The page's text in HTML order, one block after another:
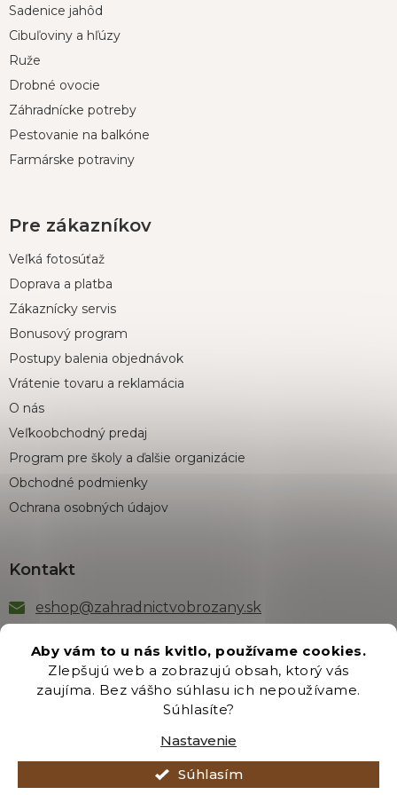
Aby vám to u nás kvitlo, používame cookies.
Zlepšujú web a zobrazujú obsah, ktorý vás
zaujíma. Bez vášho súhlasu ich nepoužívame.
Súhlasíte?
Nastavenie
Súhlasím
äSadenice jahôd
Cibuľoviny a hľúzy
Ruže
Drobné ovocie
Záhradnícke potreby
Pestovanie na balkóne
Farmárske potraviny
Pre zákazníkov
Veľká fotosúťaž
Doprava a platba
Zákaznícky servis
Bonusový program
Postupy balenia objednávok
Vrátenie tovaru a reklamácia
O nás
Veľkoobchodný predaj
Program pre školy a ďalšie organizácie
Obchodné podmienky
Ochrana osobných údajov
Kontakt
eshop@zahradnictvobrozany.sk
Odber newsletteru
Vložením e-mailu súhlasíte s podmienkamiochrany